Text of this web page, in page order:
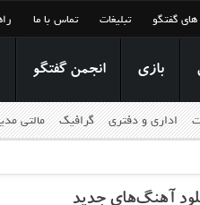
گفتگو تبلیغات تماس با ما
اداری و دفتری گرافیک مالتی
بازی انجمن گفتگو